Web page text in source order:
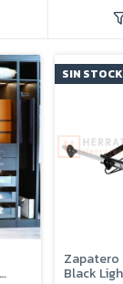
SIN STOCK
Zapatero
Black